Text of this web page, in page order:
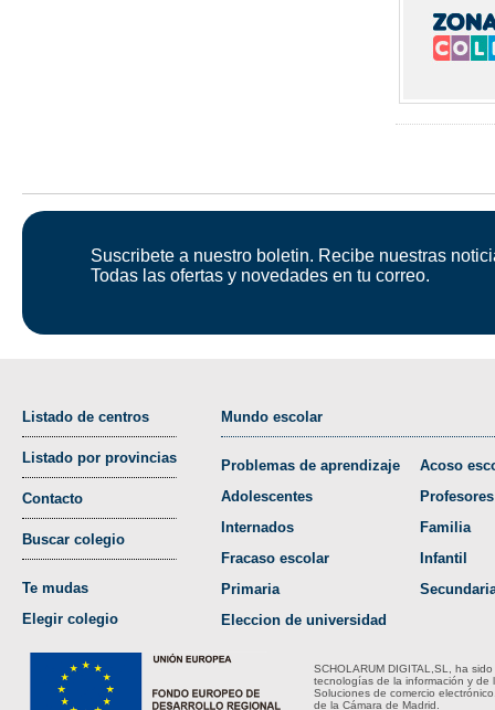
Suscribete a nuestro boletin. Recibe nuestras
Todas las ofertas y novedades en tu correo.
Listado de centros
Listado por provincias
Contacto
Buscar colegio
Te mudas
Elegir colegio
Mundo escolar
Problemas de aprendizaje
Adolescentes
Internados
Fracaso escolar
Primaria
Eleccion de universidad
Acoso
Profesores
Familia
Infantil
SCHOLARUM DIGITAL,SL, ha
tecnologías de la información y de
Soluciones de comercio
de la Cámara de Madrid.